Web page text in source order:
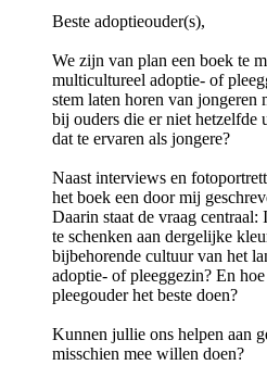
Beste adoptieouder(s),
We zijn van plan een boek te
multicultureel adoptie- of
stem laten horen van jongeren
bij ouders die er niet hetzelfde
dat te ervaren als jongere?
Naast interviews en
het boek een door mij
Daarin staat de vraag
te schenken aan dergelijke
bijbehorende cultuur van het
adoptie- of pleeggezin? En
pleegouder het beste doen?
Kunnen jullie ons helpen aan
misschien mee willen doen?